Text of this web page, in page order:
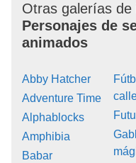
Otras galerías
Personajes de
animados
Abby Hatcher
Adventure Time
Alphablocks
Amphibia
Babar